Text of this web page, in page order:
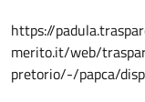
https://
merito.it/web/
pretorio/-/papca/